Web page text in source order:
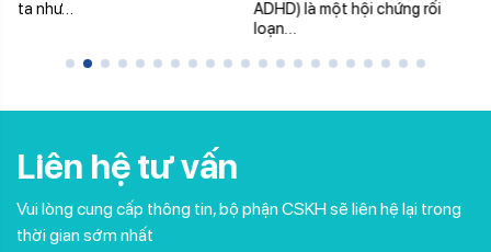
ta như…
ADHD) là một hội chứng rối
loạn…
Liên hệ tư vấn
Vui lòng cung cấp thông tin, bộ phận CSKH sẽ liên hệ lại trong
thời gian sớm nhất